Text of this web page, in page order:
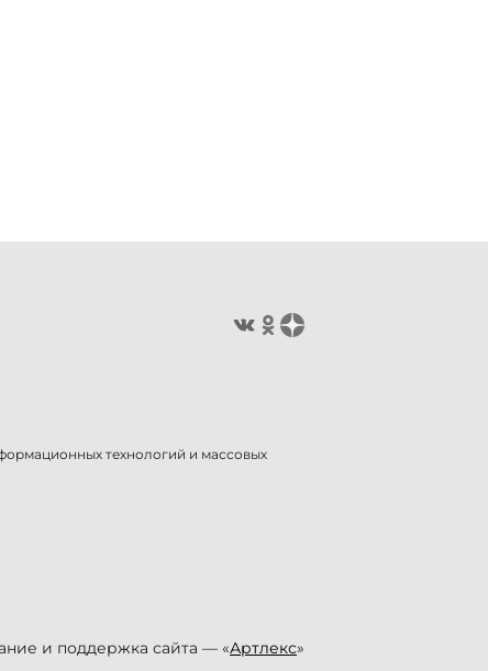
технологий и массовых
и поддержка сайта — «Артлекс»